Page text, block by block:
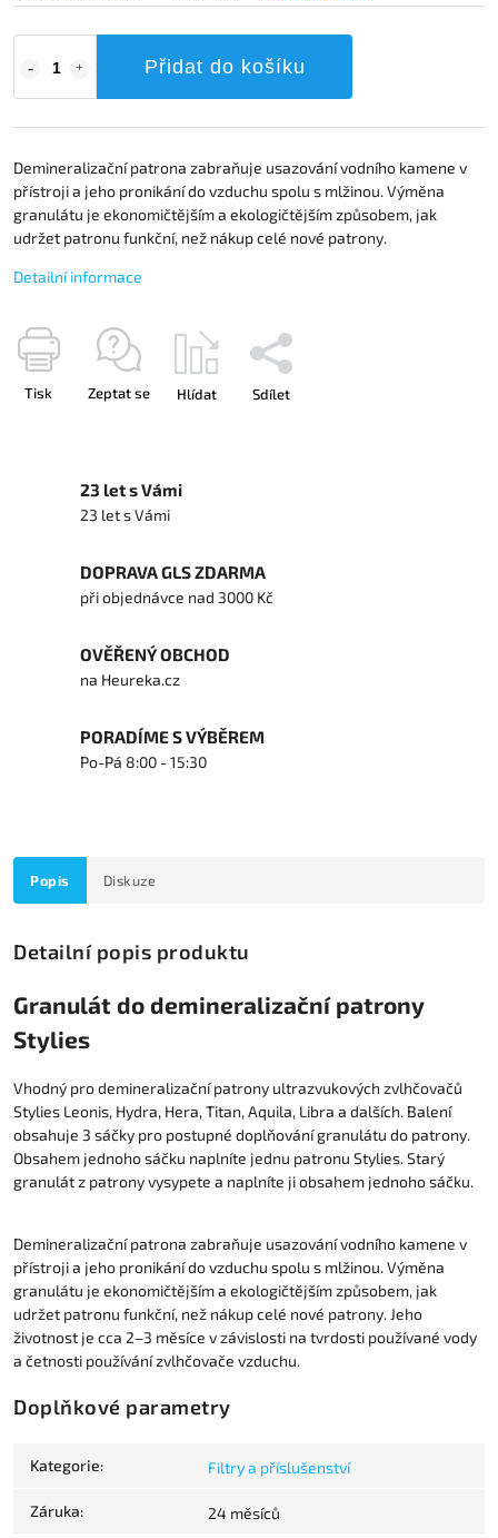
Přidat do košíku
Demineralizační patrona zabraňuje usazování vodního kamene v
přístroji a jeho pronikání do vzduchu spolu s mlžinou. Výměna
granulátu je ekonomičtějším a ekologičtějším způsobem, jak
udržet patronu funkční, než nákup celé nové patrony.
Detailní informace
Tisk Zeptat se Hlídat Sdílet
23 let s Vámi
23 let s Vámi
DOPRAVA GLS ZDARMA
při objednávce nad 3000 Kč
OVĚŘENÝ OBCHOD
na Heureka.cz
PORADÍME S VÝBĚREM
Po-Pá 8:00 - 15:30
Popis Diskuze
Detailní popis produktu
Granulát do demineralizační patrony
Stylies
Vhodný pro demineralizační patrony ultrazvukových zvlhčovačů
Stylies Leonis, Hydra, Hera, Titan, Aquila, Libra a dalších. Balení
obsahuje 3 sáčky pro postupné doplňování granulátu do patrony.
Obsahem jednoho sáčku naplníte jednu patronu Stylies. Starý
granulát z patrony vysypete a naplníte ji obsahem jednoho sáčku.
Demineralizační patrona zabraňuje usazování vodního kamene v
přístroji a jeho pronikání do vzduchu spolu s mlžinou. Výměna
granulátu je ekonomičtějším a ekologičtějším způsobem, jak
udržet patronu funkční, než nákup celé nové patrony. Jeho
životnost je cca 2–3 měsíce v závislosti na tvrdosti používané vody
a četnosti používání zvlhčovače vzduchu.
Doplňkové parametry
Kategorie: Filtry a příslušenství
Záruka: 24 měsíců